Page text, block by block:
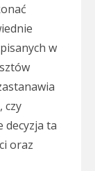
w
czy
decyzja ta
oraz